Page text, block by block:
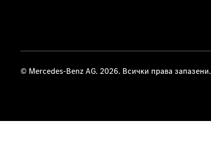
© Mercedes-Benz AG. 2026. Всички права запазени.